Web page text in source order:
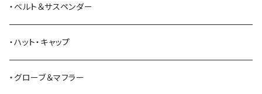
ANDERSON BEAN BOOT CO.
Bass Pro Shops
BATTLE LAKE
スウェットシャツ
カーディガン
パーカー
ミリタリーパンツ
ツナギ
ジャージ・スウェット
ベスト
ショルダーバッグ
リュック・バックパック
ボストンバッグ・ダッフルバッグ
ブーツ
スニーカー
サンダル
・ベルト＆サスペンダー
・ハット・キャップ
・グローブ＆マフラー